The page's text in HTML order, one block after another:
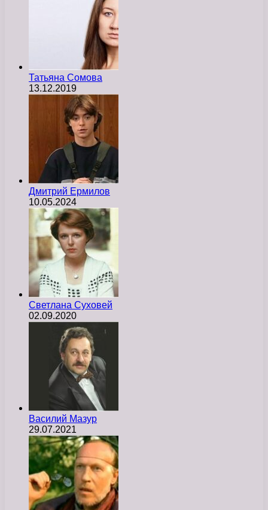
Татьяна Сомова
13.12.2019
Дмитрий Ермилов
10.05.2024
Светлана Суховей
02.09.2020
Василий Мазур
29.07.2021